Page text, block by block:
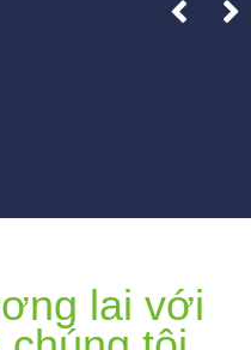
lai với